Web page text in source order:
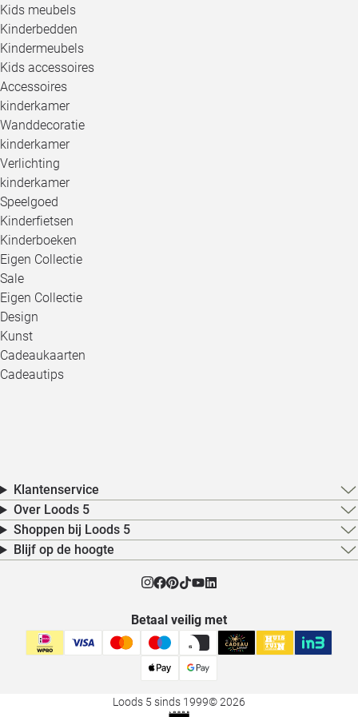
Kids meubels
Kinderbedden
Kindermeubels
Kids accessoires
Accessoires
kinderkamer
Wanddecoratie
kinderkamer
Verlichting
kinderkamer
Speelgoed
Kinderfietsen
Kinderboeken
Eigen Collectie
Sale
Eigen Collectie
Design
Kunst
Cadeaukaarten
Cadeautips
Klantenservice
Over Loods 5
Shoppen bij Loods 5
Blijf op de hoogte
Betaal veilig met
Loods 5 sinds 1999© 2026